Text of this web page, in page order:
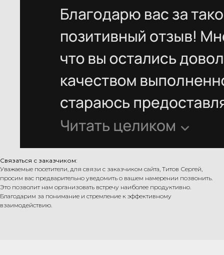
Связаться с заказчиком:
Уважаемые посетители, для связи с заказчиком сайта, Титов Сергей,
просим вас предварительно уведомить о вашем намерении позвонить.
Это позволит нам организовать встречу наиболее продуктивно.
Благодарим за понимание и стремление к эффективному
взаимодействию.
Антиспам политика